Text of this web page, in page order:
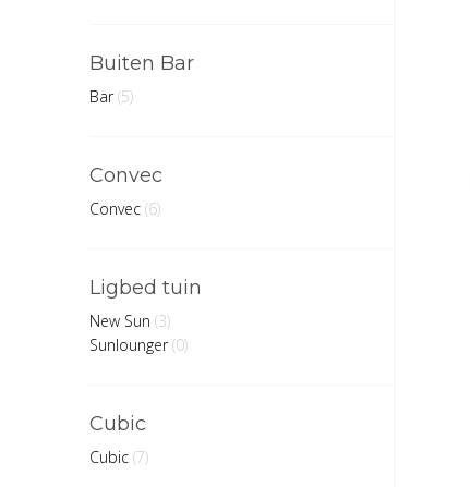
Buiten Bar
Bar (5)
Convec
Convec (6)
Ligbed tuin
New Sun (3)
Sunlounger (0)
Cubic
Cubic (7)